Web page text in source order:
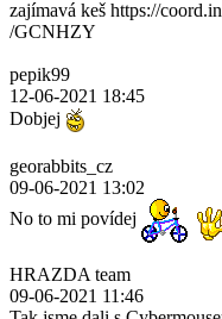
zajímavá keš https://
/GCNHZY
pepik99
12-06-2021 18:45
Dobjej
georabbits_cz
09-06-2021 13:02
No to mi povídej
HRAZDA team
09-06-2021 11:46